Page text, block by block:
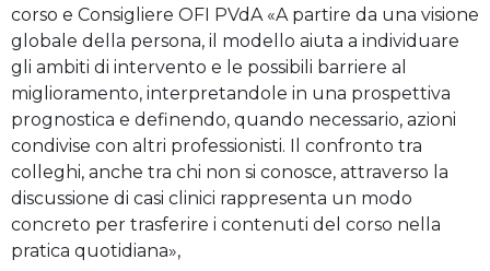
corso e Consigliere OFI PVdA «A partire da una visione
globale della persona, il modello aiuta a individuare
gli ambiti di intervento e le possibili barriere al
miglioramento, interpretandole in una prospettiva
prognostica e definendo, quando necessario, azioni
condivise con altri professionisti. Il confronto tra
colleghi, anche tra chi non si conosce, attraverso la
discussione di casi clinici rappresenta un modo
concreto per trasferire i contenuti del corso nella
pratica quotidiana»,